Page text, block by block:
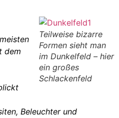
Teilweise bizarre
Formen sieht man
im Dunkelfeld – hier
ein großes
Schlackenfeld
dem
Beleuchter und